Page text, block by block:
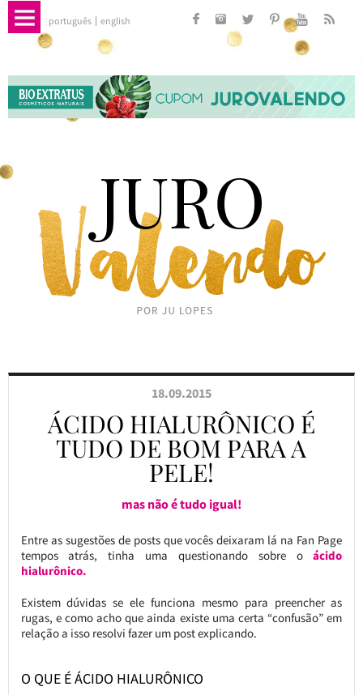
português english
18.09.2015
ÁCIDO HIALURÔNICO É
TUDO DE BOM PARA A
PELE!
mas não é tudo igual!
Entre as sugestões de posts que vocês deixaram lá na Fan Page
tempos atrás, tinha uma questionando sobre oácido
hialurônico.
Existem dúvidas se ele funciona mesmo para preencher as
rugas, e como acho que ainda existe uma certa “confusão” em
relação a isso resolvi fazer um post explicando.
O QUE É ÁCIDO HIALURÔNICO